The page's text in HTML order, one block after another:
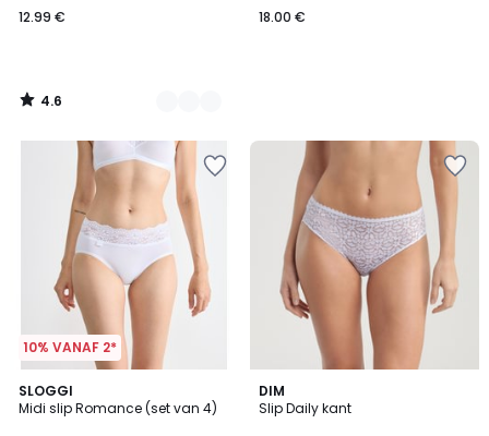
12.99 €
4.6
/
18.00 €
10% VANAF 2*
SLOGGI
Midi slip Romance (set van 4)
4.3
/ 5
2
Kleuren
DIM
Slip Daily kant
4.6
/ 5
4
Kleuren